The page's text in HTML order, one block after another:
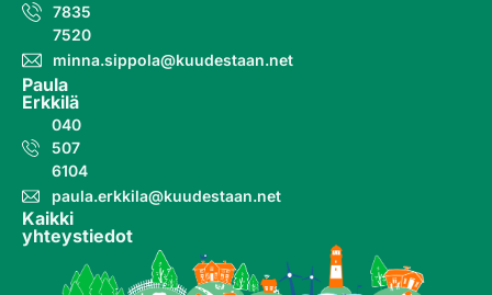
7835
7520
minna.sippola@kuudestaan.net
Paula
Erkkilä
040
507
6104
paula.erkkila@kuudestaan.net
Kaikki
yhteystiedot